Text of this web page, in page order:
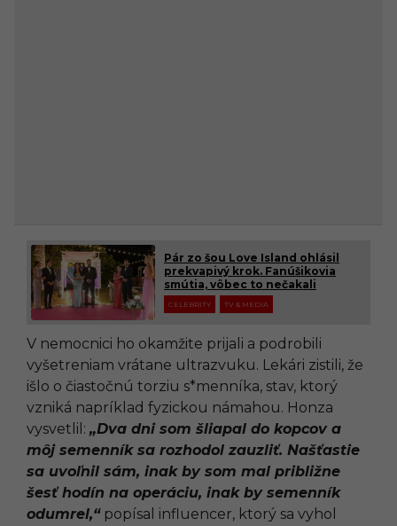
Pár zo šou Love Island ohlásil
prekvapivý krok. Fanúšikovia
smútia, vôbec to nečakali
CELEBRITY TV & MEDIA
V nemocnici ho okamžite prijali a podrobili
vyšetreniam vrátane ultrazvuku. Lekári zistili, že
išlo o čiastočnú torziu s*menníka, stav, ktorý
vzniká napríklad fyzickou námahou. Honza
vysvetlil: „Dva dni som šliapal do kopcov a
môj semenník sa rozhodol zauzliť. Našťastie
sa uvoľnil sám, inak by som mal približne
šesť hodín na operáciu, inak by semenník
odumrel,“popísal influencer, ktorý sa vyhol